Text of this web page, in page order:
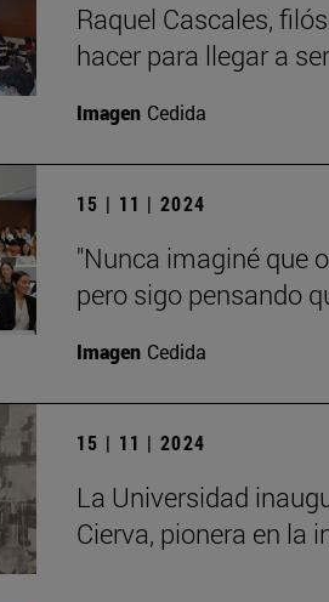
Raquel Cascales,
hacer para llegar a
Imagen Cedida
15 | 11 | 2024
"Nunca imaginé que
pero sigo pensando
Imagen Cedida
15 | 11 | 2024
La Universidad
Cierva, pionera en la